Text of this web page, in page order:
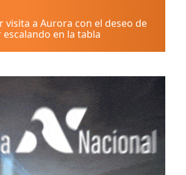
visita a Aurora con el deseo de
escalando en la tabla